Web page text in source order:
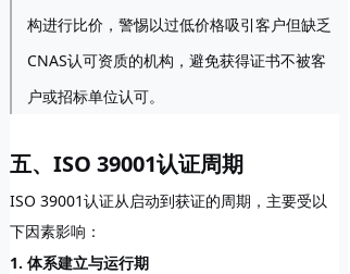
构进行比价，警惕以过低价格吸引客户但缺乏
CNAS认可资质的机构，避免获得证书不被客
户或招标单位认可。
五、ISO 39001认证周期
ISO 39001认证从启动到获证的周期，主要受以
下因素影响：
1. 体系建立与运行期